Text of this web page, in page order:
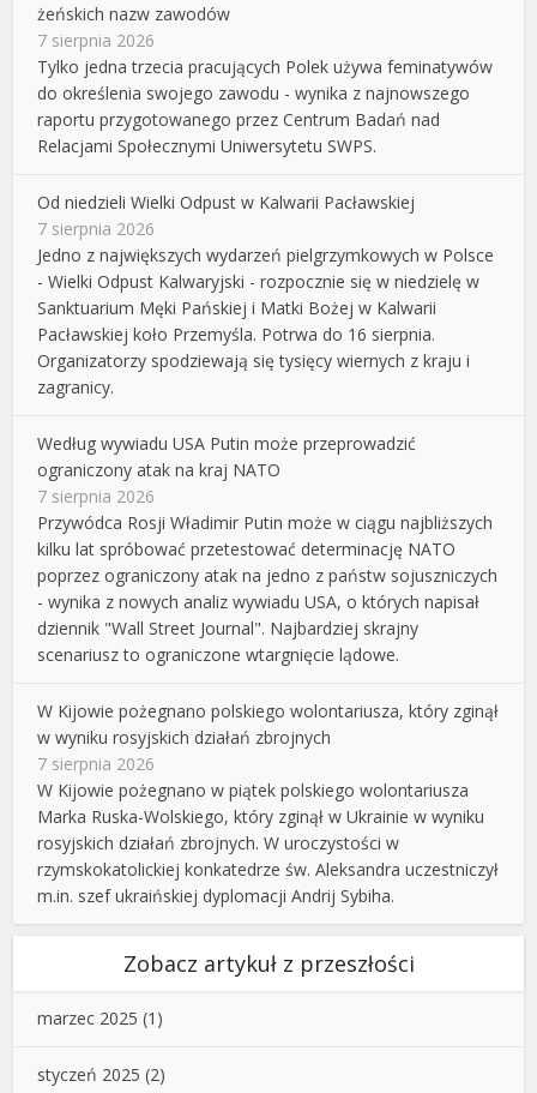
żeńskich nazw zawodów
7 sierpnia 2026
Tylko jedna trzecia pracujących Polek używa feminatywów
do określenia swojego zawodu - wynika z najnowszego
raportu przygotowanego przez Centrum Badań nad
Relacjami Społecznymi Uniwersytetu SWPS.
Od niedzieli Wielki Odpust w Kalwarii Pacławskiej
7 sierpnia 2026
Jedno z największych wydarzeń pielgrzymkowych w Polsce
- Wielki Odpust Kalwaryjski - rozpocznie się w niedzielę w
Sanktuarium Męki Pańskiej i Matki Bożej w Kalwarii
Pacławskiej koło Przemyśla. Potrwa do 16 sierpnia.
Organizatorzy spodziewają się tysięcy wiernych z kraju i
zagranicy.
Według wywiadu USA Putin może przeprowadzić
ograniczony atak na kraj NATO
7 sierpnia 2026
Przywódca Rosji Władimir Putin może w ciągu najbliższych
kilku lat spróbować przetestować determinację NATO
poprzez ograniczony atak na jedno z państw sojuszniczych
- wynika z nowych analiz wywiadu USA, o których napisał
dziennik "Wall Street Journal". Najbardziej skrajny
scenariusz to ograniczone wtargnięcie lądowe.
W Kijowie pożegnano polskiego wolontariusza, który zginął
w wyniku rosyjskich działań zbrojnych
7 sierpnia 2026
W Kijowie pożegnano w piątek polskiego wolontariusza
Marka Ruska-Wolskiego, który zginął w Ukrainie w wyniku
rosyjskich działań zbrojnych. W uroczystości w
rzymskokatolickiej konkatedrze św. Aleksandra uczestniczył
m.in. szef ukraińskiej dyplomacji Andrij Sybiha.
Zobacz artykuł z przeszłości
marzec 2025 (1)
styczeń 2025 (2)